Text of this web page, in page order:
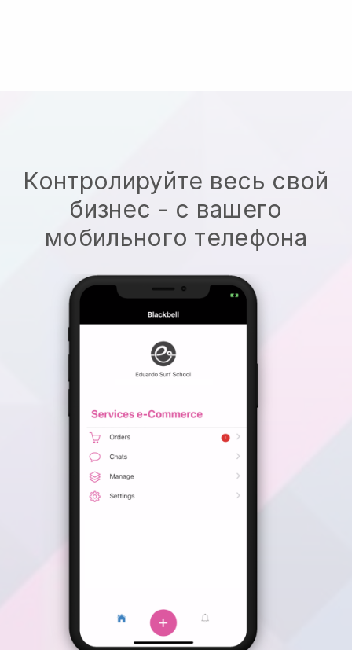
Контролируйте весь свой
бизнес - с вашего
мобильного телефона